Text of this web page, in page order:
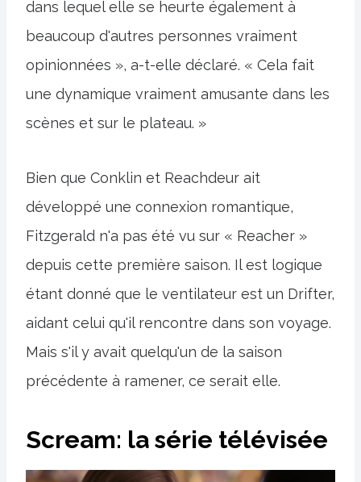
dans lequel elle se heurte également à
beaucoup d'autres personnes vraiment
opinionnées », a-t-elle déclaré. « Cela fait
une dynamique vraiment amusante dans les
scènes et sur le plateau. »
Bien que Conklin et Reachdeur ait
développé une connexion romantique,
Fitzgerald n'a pas été vu sur « Reacher »
depuis cette première saison. Il est logique
étant donné que le ventilateur est un Drifter,
aidant celui qu'il rencontre dans son voyage.
Mais s'il y avait quelqu'un de la saison
précédente à ramener, ce serait elle.
Scream: la série télévisée